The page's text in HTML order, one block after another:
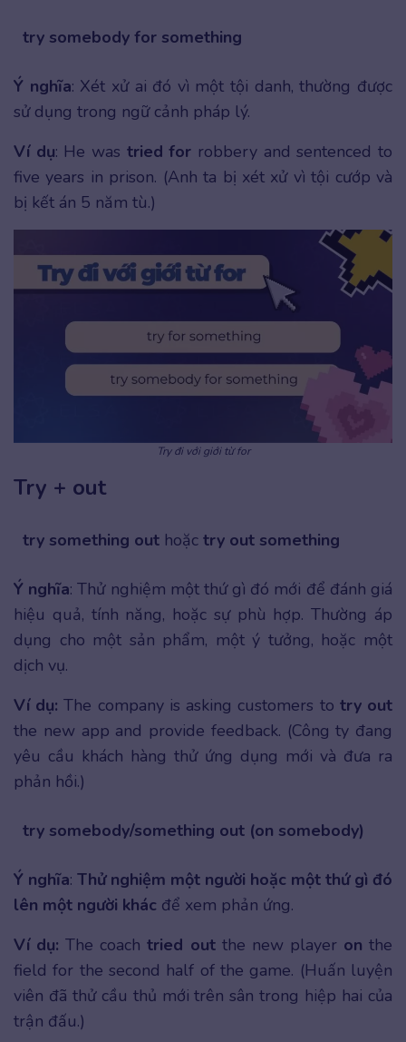
try somebody for something
Ý nghĩa: Xét xử ai đó vì một tội danh, thường được
sử dụng trong ngữ cảnh pháp lý.
Ví dụ: He was tried for robbery and sentenced to
five years in prison. (Anh ta bị xét xử vì tội cướp và
bị kết án 5 năm tù.)
Try đi với giới từ for
Try + out
try something out hoặc try out something
Ý nghĩa: Thử nghiệm một thứ gì đó mới để đánh giá
hiệu quả, tính năng, hoặc sự phù hợp. Thường áp
dụng cho một sản phẩm, một ý tưởng, hoặc một
dịch vụ.
Ví dụ:The company is asking customers to try out
the new app and provide feedback. (Công ty đang
yêu cầu khách hàng thử ứng dụng mới và đưa ra
phản hồi.)
try somebody/something out (on somebody)
Ý nghĩa: Thử nghiệm một người hoặc một thứ gì đó
lên một người khác để xem phản ứng.
Ví dụ:The coachtried outthe new player on the
field for the second half of the game. (Huấn luyện
viên đã thử cầu thủ mới trên sân trong hiệp hai của
trận đấu.)